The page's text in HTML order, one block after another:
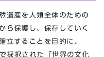
遺産を人類全体のための
ら保護し、保存していく
立することを目的に、
採択された「世界の文化